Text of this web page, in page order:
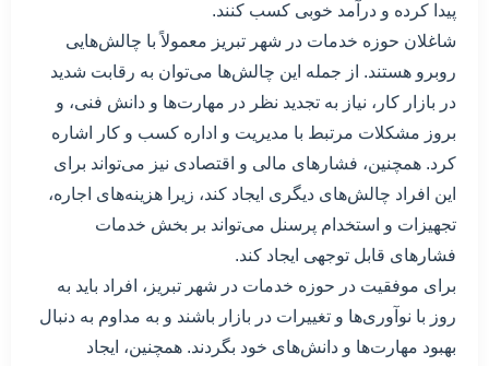
پیدا کرده و درآمد خوبی کسب کنند.
شاغلان حوزه خدمات در شهر تبریز معمولاً با چالش‌هایی
روبرو هستند. از جمله این چالش‌ها می‌توان به رقابت شدید
در بازار کار، نیاز به تجدید نظر در مهارت‌ها و دانش فنی، و
بروز مشکلات مرتبط با مدیریت و اداره کسب و کار اشاره
کرد. همچنین، فشارهای مالی و اقتصادی نیز می‌تواند برای
این افراد چالش‌های دیگری ایجاد کند، زیرا هزینه‌های اجاره،
تجهیزات و استخدام پرسنل می‌تواند بر بخش خدمات
فشارهای قابل توجهی ایجاد کند.
برای موفقیت در حوزه خدمات در شهر تبریز، افراد باید به
روز با نوآوری‌ها و تغییرات در بازار باشند و به مداوم به دنبال
بهبود مهارت‌ها و دانش‌های خود بگردند. همچنین، ایجاد